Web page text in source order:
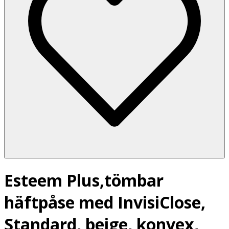
Esteem Plus,tömbar
häftpåse med InvisiClose,
Standard, beige, konvex,